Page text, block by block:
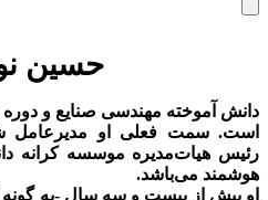
حسین نوریان
مهندسی صنایع و دوره عالی
فعلی او مدیرعامل شرکت
موسسه کرانه دانش و
بیست و سه سال -به گونه ای که